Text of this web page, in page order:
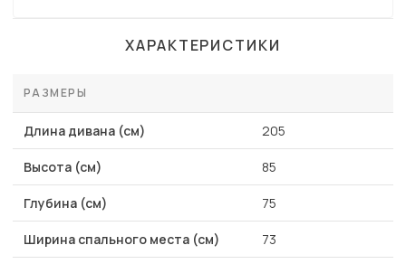
ХАРАКТЕРИСТИКИ
РАЗМЕРЫ
Длина дивана (см) 205
Высота (см) 85
Глубина (см) 75
Ширина спального места (см) 73